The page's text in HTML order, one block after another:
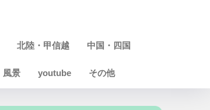
北陸・甲信越 中国・四国
風景 youtube その他